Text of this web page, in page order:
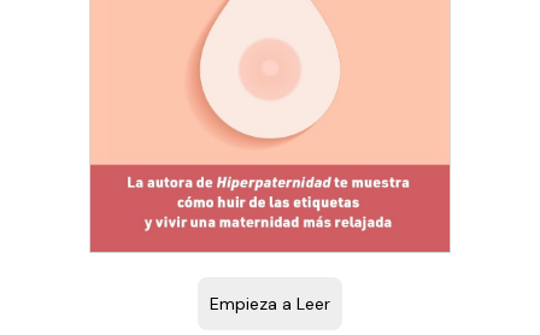
Empieza a Leer